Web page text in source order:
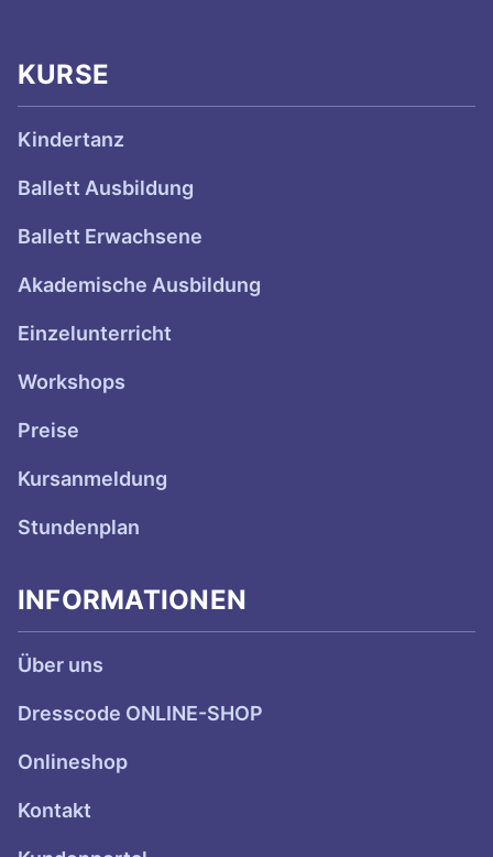
KURSE
Kindertanz
Ballett Ausbildung
Ballett Erwachsene
Akademische Ausbildung
Einzelunterricht
Workshops
Preise
Kursanmeldung
Stundenplan
INFORMATIONEN
Über uns
Dresscode ONLINE-SHOP
Onlineshop
Kontakt